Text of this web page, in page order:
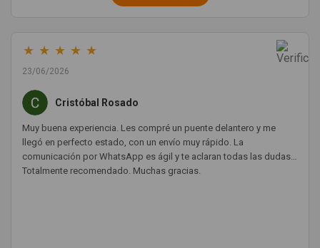
★ ★ ★ ★ ★
23/06/2026
Cristóbal Rosado
Muy buena experiencia. Les compré un puente delantero y me
llegó en perfecto estado, con un envío muy rápido. La
comunicación por WhatsApp es ágil y te aclaran todas las dudas.
Totalmente recomendado. Muchas gracias.